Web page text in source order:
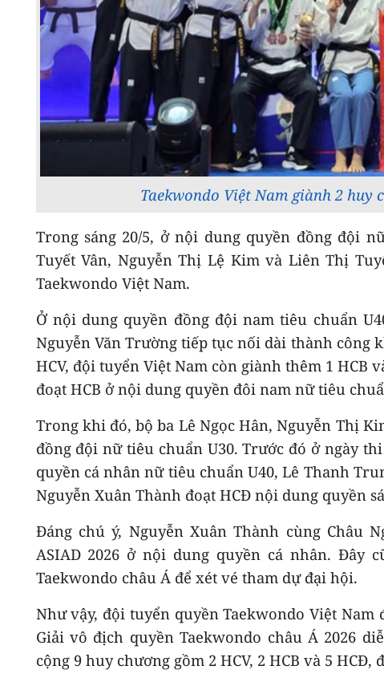
Taekwondo Việt Nam giành 2 huy
Trong sáng 20/5, ở nội dung quyền đồng đội
Tuyết Vân, Nguyễn Thị Lệ Kim và Liên Thị
Taekwondo Việt Nam.
Ở nội dung quyền đồng đội nam tiêu chuẩn
Nguyễn Văn Trường tiếp tục nối dài thành công
HCV, đội tuyển Việt Nam còn giành thêm 1 HCB
đoạt HCB ở nội dung quyền đôi nam nữ tiêu
Trong khi đó, bộ ba Lê Ngọc Hân, Nguyễn Thị
đồng đội nữ tiêu chuẩn U30. Trước đó ở ngày
quyền cá nhân nữ tiêu chuẩn U40, Lê Thanh
Nguyễn Xuân Thành đoạt HCĐ nội dung quyền
Đáng chú ý, Nguyễn Xuân Thành cùng Châu
ASIAD 2026 ở nội dung quyền cá nhân. Đây
Taekwondo châu Á để xét vé tham dự đại hội.
Như vậy, đội tuyển quyền Taekwondo Việt
Giải vô địch quyền Taekwondo châu Á 2026
cộng 9 huy chương gồm 2 HCV, 2 HCB và 5